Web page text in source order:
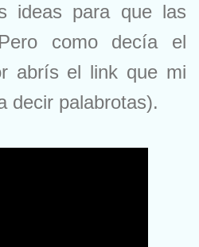
ideas para que las
como decía el
abrís el link que mi
decir palabrotas).